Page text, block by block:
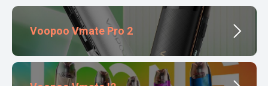
Voopoo Vmate Pro 2